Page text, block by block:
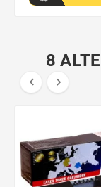
8
 